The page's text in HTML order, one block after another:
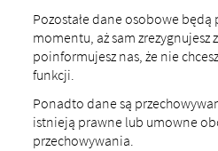
Pozostałe dane osobowe
momentu, aż sam zrezygnujesz
poinformujesz nas, że nie
funkcji.
Ponadto dane są
istnieją prawne lub umowne
przechowywania.